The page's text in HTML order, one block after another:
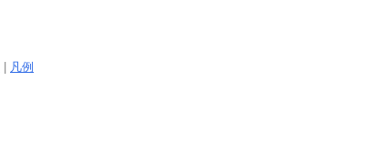
凡例